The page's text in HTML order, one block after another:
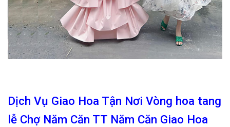
Dịch Vụ Giao Hoa Tận Nơi Vòng hoa tang
lễ Chợ Năm Căn TT Năm Căn Giao Hoa